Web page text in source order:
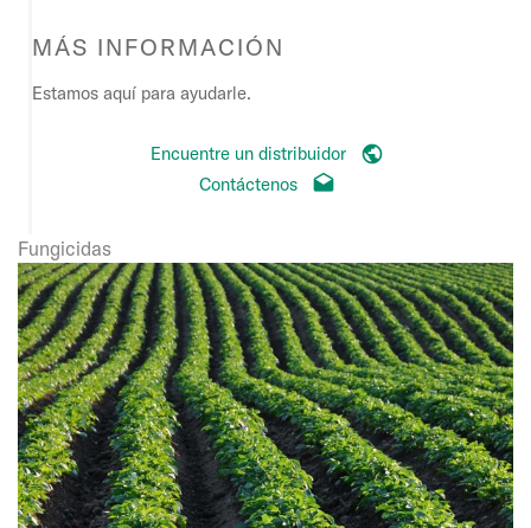
MÁS INFORMACIÓN
Estamos aquí para ayudarle.
Encuentre un distribuidor
Contáctenos
Fungicidas